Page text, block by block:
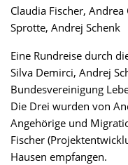
Claudia Fischer,
Sprotte, Andrej Schenk
Eine Rundreise durch
Silva Demirci, Andrej
Bundesvereinigung
Die Drei wurden von
Angehörige und
Fischer
Hausen empfangen.